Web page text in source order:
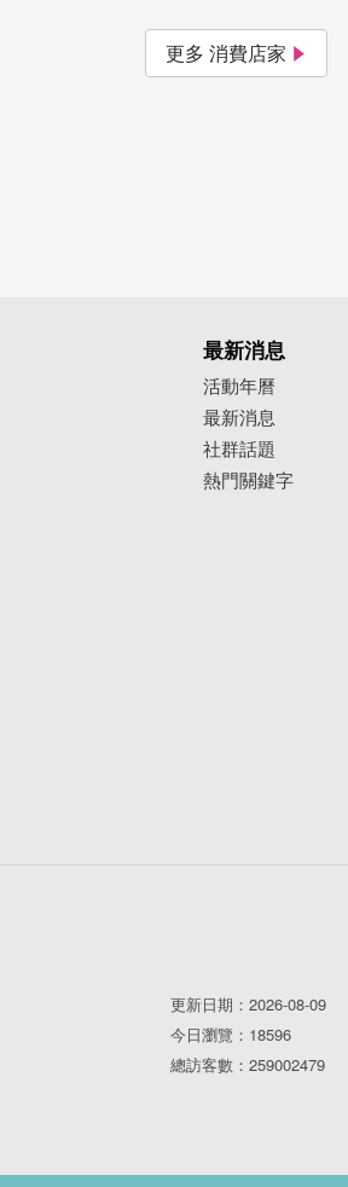
更多 消費店家
最新消息
活動年曆
最新消息
社群話題
熱門關鍵字
更新日期：2026-08-09
今日瀏覽：18596
總訪客數：259002479